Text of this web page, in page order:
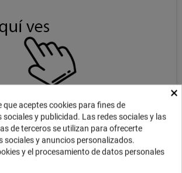
×
que aceptes cookies para fines de
sociales y publicidad. Las redes sociales y las
de terceros se utilizan para ofrecerte
sociales y anuncios personalizados.
y el procesamiento de datos personales